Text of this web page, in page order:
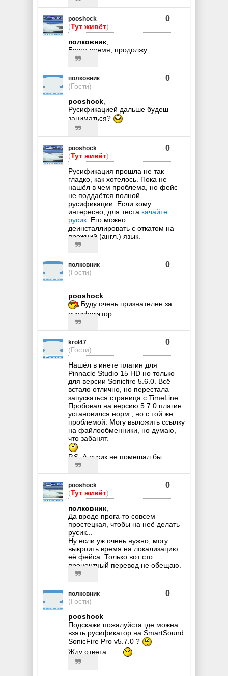
pooshock
(Тут живёт)
0
полковник,
Будет время, продолжу...
полковник
(Гости)
0
pooshock,
Русификацией дальше будеш
заниматься?
pooshock
(Тут живёт)
0
Русификация прошла не так
гладко, как хотелось. Пока не
нашёл в чем проблема, но фейс
не поддаётся полной
русификации. Если кому
интересно, для теста качайте
русик. Его можно
деинсталлировать с откатом на
прежний (англ.) язык.
полковник
(Гости)
0
pooshock
Буду очень признателен за
русификатор.
krol47
(Гости)
0
Нашёл в инете плагин для
Pinnacle Studio 15 HD но только
для версии Sonicfire 5.6.0. Всё
встало отлично, но перестала
запускаться страница с TimeLine.
Пробовал на версию 5.7.0 плагин
установился норм., но с той же
проблемой. Могу выложить ссылку
на файлообменники, но думаю,
что забанят.
P.S. А русик не помешал бы...
pooshock
(Тут живёт)
0
полковник
Да вроде прога-то совсем
простецкая, чтобы на неё делать
русик...
Ну если уж очень нужно, могу
выкроить время на локализацию
её фейса. Только вот сто
процентный перевод не обещаю.
полковник
(Гости)
0
pooshock
Подскажи пожалуйста где можна
взять русификатор на SmartSound
SonicFire Pro v5.7.0 ?
Жду ответа.......